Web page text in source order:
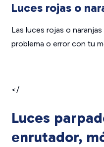
Luces rojas o
Las luces rojas o
problema o error con tu
</
Luces
enrutador,